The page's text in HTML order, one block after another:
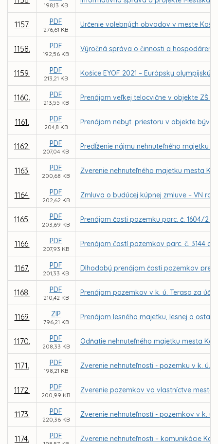
198,13 KB
1157. PDF
276,61 KB
Určenie volebných obvodov v meste
1158. PDF
192,56 KB
Výročná správa o činnosti a hospodárení
1159. PDF
213,21 KB
Košice EYOF 2021 – Európsky
1160. PDF
213,55 KB
Prenájom veľkej telocvične v objekte ZŠ
1161. PDF
204,8 KB
Prenájom nebyt. priestoru v objekte
1162. PDF
207,04 KB
Predĺženie nájmu nehnuteľného majetku
1163. PDF
200,68 KB
Zverenie nehnuteľného majetku mesta
1164. PDF
202,62 KB
Zmluva o budúcej kúpnej zmluve – VN
1165. PDF
203,69 KB
Prenájom časti pozemku parc. č. 1604/2
1166. PDF
207,93 KB
Prenájom častí pozemkov parc. č. 3144 a
1167. PDF
201,33 KB
Dlhodobý prenájom časti pozemkov pre
1168. PDF
210,42 KB
Prenájom pozemkov v k. ú. Terasa za
1169. ZIP
796,21 KB
Prenájom lesného majetku, lesnej a
1170. PDF
208,33 KB
Odňatie nehnuteľného majetku mesta
1171. PDF
198,21 KB
Zverenie nehnuteľnosti - pozemku v k. ú.
1172. PDF
200,99 KB
Zverenie pozemkov vo vlastníctve mesta
1173. PDF
220,36 KB
Zverenie nehnuteľností - pozemkov v k.
1174. PDF Zverenie nehnuteľnosti – komunikácie